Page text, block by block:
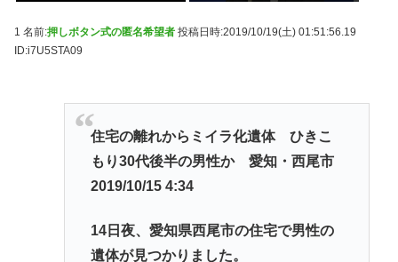
1 名前:押しボタン式の匿名希望者 投稿日時:2019/10/19(土) 01:51:56.19
ID:i7U5STA09
住宅の離れからミイラ化遺体 ひきこ
もり30代後半の男性か 愛知・西尾市
2019/10/15 4:34
14日夜、愛知県西尾市の住宅で男性の
遺体が見つかりました。